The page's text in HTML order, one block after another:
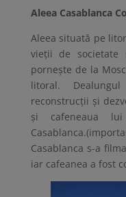
Aleea Casablanca
Aleea situată pe
vieţii de
porneşte de la
litoral.
reconstrucţii şi
şi cafeneaua
Casablanca s-a
iar cafeanea a fost